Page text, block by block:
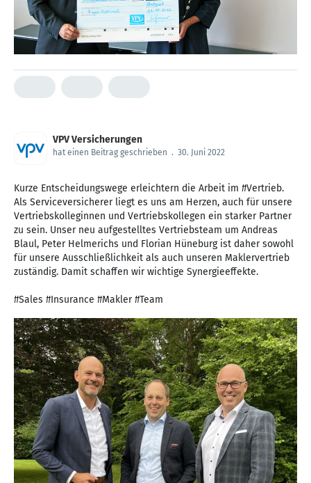
VPV Versicherungen
hat einen Beitrag geschrieben . 30. Juni 2022
Kurze Entscheidungswege erleichtern die Arbeit im #Vertrieb.
Als Serviceversicherer liegt es uns am Herzen, auch für unsere
Vertriebskolleginnen und Vertriebskollegen ein starker Partner
zu sein. Unser neu aufgestelltes Vertriebsteam um Andreas
Blaul, Peter Helmerichs und Florian Hüneburg ist daher sowohl
für unsere Ausschließlichkeit als auch unseren Maklervertrieb
zuständig. Damit schaffen wir wichtige Synergieeffekte.
#Sales #Insurance #Makler #Team